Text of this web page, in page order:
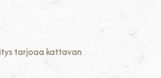
tarjoaa kattavan